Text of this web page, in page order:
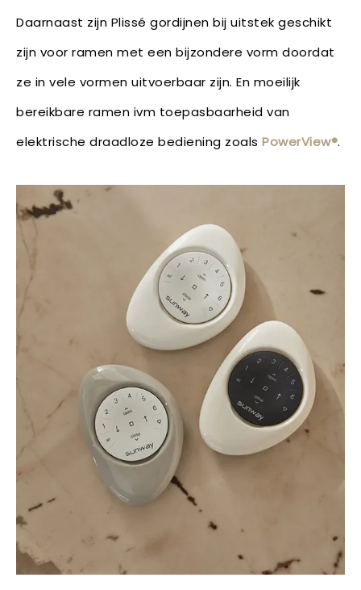
Daarnaast zijn Plissé gordijnen bij uitstek geschikt
zijn voor ramen met een bijzondere vorm doordat
ze in vele vormen uitvoerbaar zijn. En moeilijk
bereikbare ramen ivm toepasbaarheid van
elektrische draadloze bediening zoals PowerView®.